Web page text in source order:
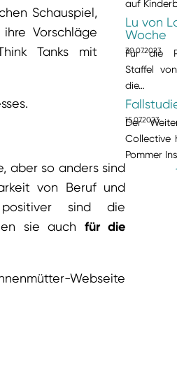
Schauspiel,
Vorschläge
Tanks mit
aber so anders sind
von Beruf und
sind die
sie auch für die
Webseite
auf
Lu von
Woche
30.07.2023
Für die
Staffel
die…
15.07.2023
Der
Collective
Pommer